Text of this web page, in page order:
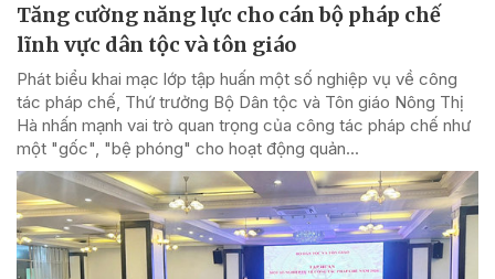
Tăng cường năng lực cho cán bộ pháp chế
lĩnh vực dân tộc và tôn giáo
Phát biểu khai mạc lớp tập huấn một số nghiệp vụ về công
tác pháp chế, Thứ trưởng Bộ Dân tộc và Tôn giáo Nông Thị
Hà nhấn mạnh vai trò quan trọng của công tác pháp chế như
một "gốc", "bệ phóng" cho hoạt động quản...